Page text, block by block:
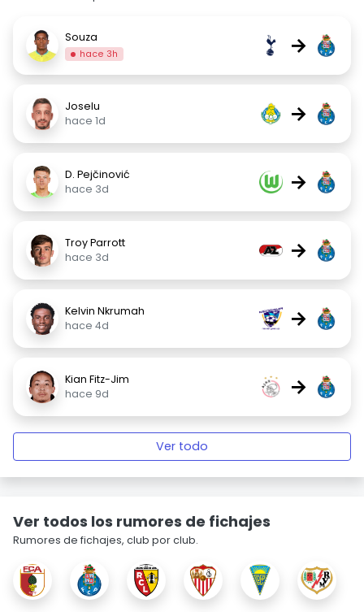
Souza
hace 3h →
Joselu
hace 1d
→
D. Pejčinović
hace 3d
→
Troy Parrott
hace 3d
→
Kelvin Nkrumah
hace 4d
→
Kian Fitz-Jim
hace 9d
→
Ver todo
Ver todos los rumores de fichajes
Rumores de fichajes, club por club.